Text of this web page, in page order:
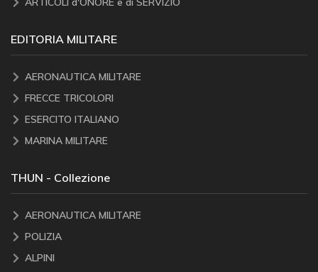
EDITORIA MILITARE
AERONAUTICA MILITARE
FRECCE TRICOLORI
ESERCITO ITALIANO
MARINA MILITARE
THUN - Collezione
AERONAUTICA MILITARE
POLIZIA
ALPINI